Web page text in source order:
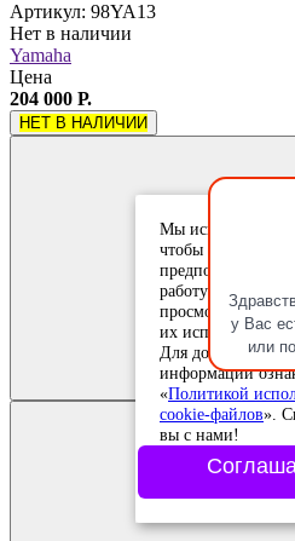
у Вас
или
Артикул: 98YA13
Нет в наличии
Yamaha
Цена
204 000 Р.
НЕТ В НАЛИЧИИ
Добавить в
сравнение
Добавлено в
сравнение
Мы используем
чтобы учесть ваши
предпочтения и
работу сайта.
просмотр, вы
их
Для
информации
«Политикой
cookie-файлов».
вы с нами!